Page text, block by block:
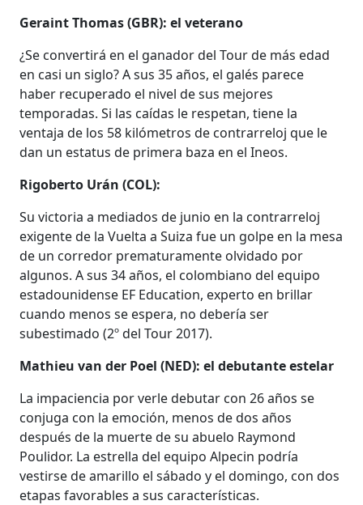
Geraint Thomas (GBR): el veterano
¿Se convertirá en el ganador del Tour de más edad
en casi un siglo? A sus 35 años, el galés parece
haber recuperado el nivel de sus mejores
temporadas. Si las caídas le respetan, tiene la
ventaja de los 58 kilómetros de contrarreloj que le
dan un estatus de primera baza en el Ineos.
Rigoberto Urán (COL):
Su victoria a mediados de junio en la contrarreloj
exigente de la Vuelta a Suiza fue un golpe en la mesa
de un corredor prematuramente olvidado por
algunos. A sus 34 años, el colombiano del equipo
estadounidense EF Education, experto en brillar
cuando menos se espera, no debería ser
subestimado (2º del Tour 2017).
Mathieu van der Poel (NED): el debutante estelar
La impaciencia por verle debutar con 26 años se
conjuga con la emoción, menos de dos años
después de la muerte de su abuelo Raymond
Poulidor. La estrella del equipo Alpecin podría
vestirse de amarillo el sábado y el domingo, con dos
etapas favorables a sus características.